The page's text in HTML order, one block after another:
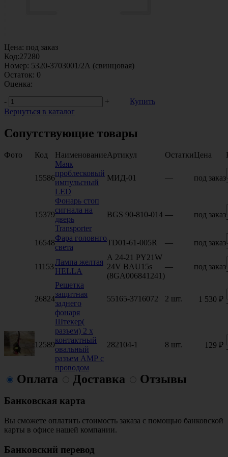
Цена: под заказ
Код:27280
Номер: 5320-3703001/2А (свинцовая)
Остаток: 0
Оценка:
-
+
Купить
Вернуться в каталог
Сопутствующие товары
Фото Код НаименованиеАртикул ОстаткиЦена
15586
Маяк
проблесковый
импульсный
LED
МИД-01 — под заказ
15379
Фонарь стоп
сигнала на
дверь
Transporter
BGS 90-810-014 — под заказ
16548
Фара головнго
света
TD01-61-005R — под заказ
11153
Лампа желтая
HELLA
А 24-21 PY21W
24V BAU15s
(8GA006841241)
— под заказ
26824
Решетка
защитная
заднего
фонаря
55165-3716072 2 шт. 1 530 ₽
12589
Штекер(
разъем) 2 х
контактный
овальный
разъем АМР с
проводом
282104-1 8 шт. 129 ₽
Оплата Доставка Отзывы
Банковская карта
Вы сможете оплатить стоимость заказа с помощью банковской
карты в офисе нашей компании.
Банковский перевод